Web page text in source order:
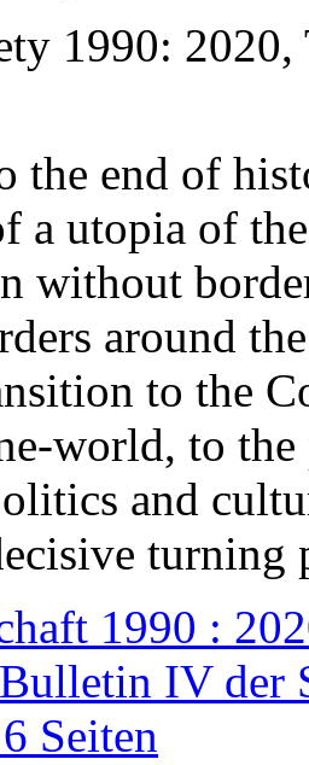
1990: 2020,
the end of
a utopia of
without
around
to the
world, to the
and
turning
1990 :
IV der
Seiten